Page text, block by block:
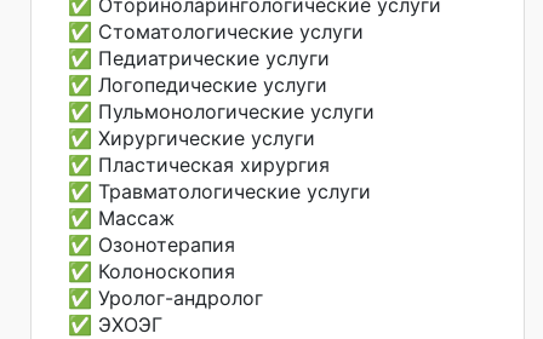
✅ Оториноларингологические услуги
✅ Стоматологические услуги
✅ Педиатрические услуги
✅ Логопедические услуги
✅ Пульмонологические услуги
✅ Хирургические услуги
✅ Пластическая хирургия
✅ Травматологические услуги
✅ Массаж
✅ Озонотерапия
✅ Колоноскопия
✅ Уролог-андролог
✅ ЭХОЭГ